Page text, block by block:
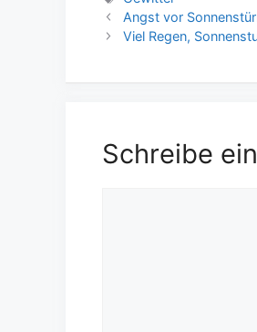
Angst vor
Viel Regen,
Schreibe